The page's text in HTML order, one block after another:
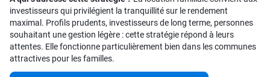
investisseurs qui privilégient la tranquillité sur le rendement
maximal. Profils prudents, investisseurs de long terme, personnes
souhaitant une gestion légère : cette stratégie répond à leurs
attentes. Elle fonctionne particulièrement bien dans les communes
attractives pour les familles.